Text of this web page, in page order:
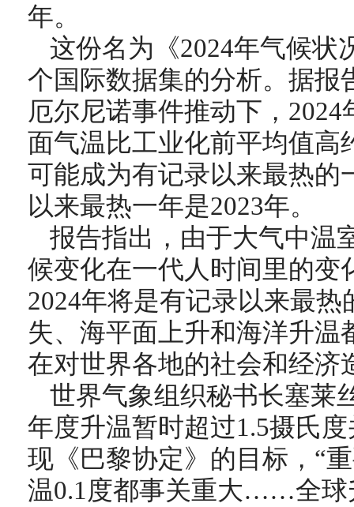
年。
这份名为《2024年气候状
个国际数据集的分析。据报
厄尔尼诺事件推动下，
面气温比工业化前平均值高
可能成为有记录以来最热的
以来最热一年是2023年。
报告指出，由于大气中温
候变化在一代人时间里的变
2024年将是有记录以来最热
失、海平面上升和海洋升温
在对世界各地的社会和经济
世界气象组织秘书长塞莱
年度升温暂时超过1.5摄氏
现《巴黎协定》的目标，“
温0.1度都事关重大……全球